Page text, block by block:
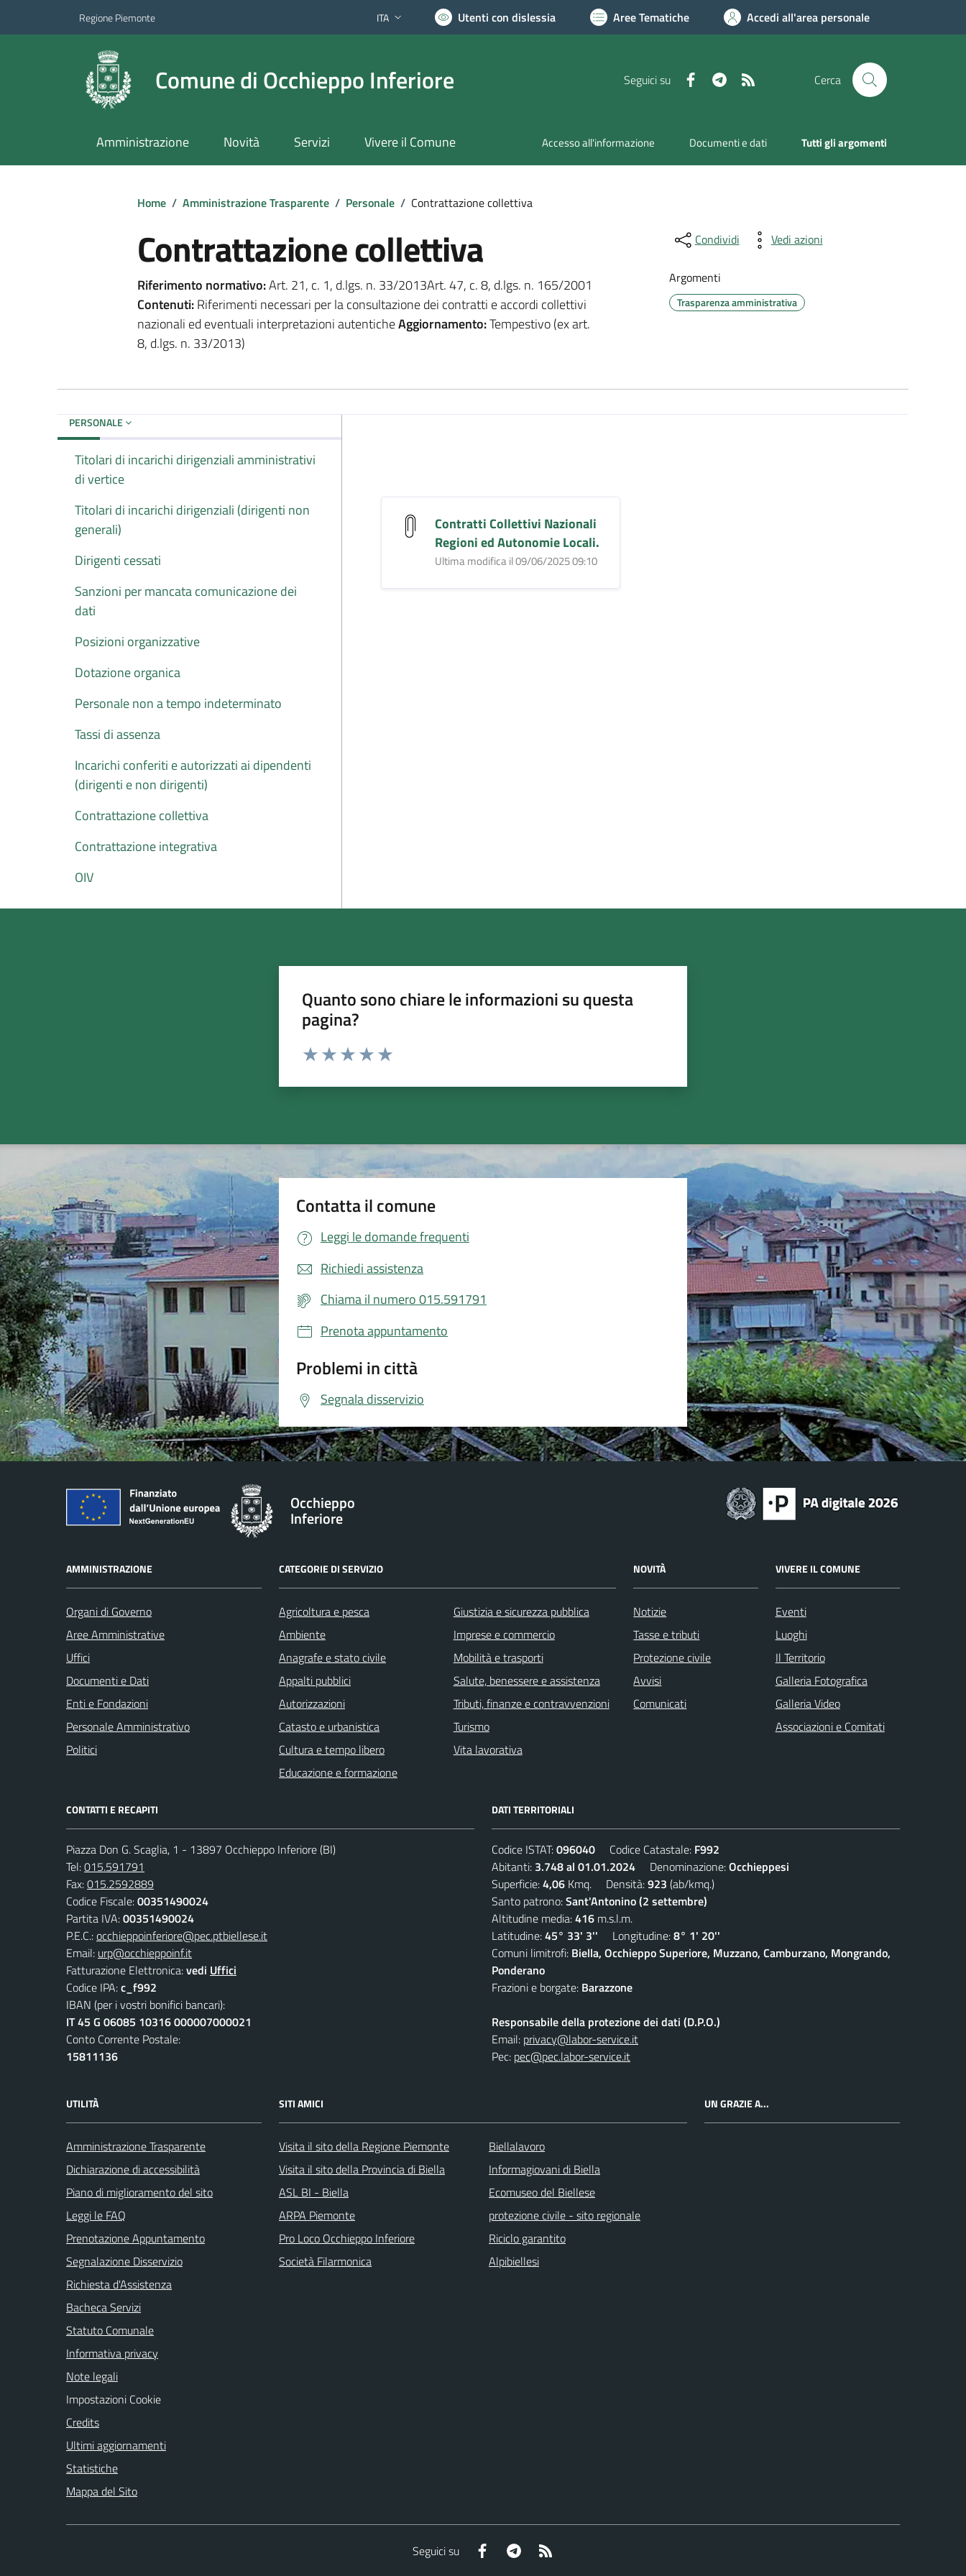
Regione Piemonte Lingua attiva:
ITA Utenti con dislessia Aree Tematiche Accedi all'area personale
Comune di Occhieppo Inferiore Seguici su FacebookTelegram Cerca
Amministrazione Novità Servizi Vivere il Comune Accesso all'informazione Documenti e dati Tutti gli argomenti
Home / Amministrazione Trasparente / Personale / Contrattazione collettiva
Contrattazione collettiva
Riferimento normativo:Art. 21, c. 1, d.lgs. n. 33/2013Art. 47, c. 8, d.lgs. n. 165/2001
Contenuti:Riferimenti necessari per la consultazione dei contratti e accordi collettivi
nazionali ed eventuali interpretazioni autenticheAggiornamento:Tempestivo (ex art.
8, d.lgs. n. 33/2013)
Condividi Vedi azioni
Argomenti
Trasparenza amministrativa
PERSONALE
Titolari di incarichi dirigenziali amministrativi
di vertice
Titolari di incarichi dirigenziali (dirigenti non
generali)
Dirigenti cessati
Sanzioni per mancata comunicazione dei
dati
Posizioni organizzative
Dotazione organica
Personale non a tempo indeterminato
Tassi di assenza
Incarichi conferiti e autorizzati ai dipendenti
(dirigenti e non dirigenti)
Contrattazione collettiva
Contrattazione integrativa
OIV
Contratti Collettivi Nazionali
Regioni ed Autonomie Locali.
Ultima modifica il 09/06/2025 09:10
Quanto sono chiare le informazioni su questa
pagina?
Valuta da 1 a 5 stelle la pagina
Contatta il comune
Leggi le domande frequenti
Richiedi assistenza
Chiama il numero 015.591791
Prenota appuntamento
Problemi in città
Segnala disservizio
Occhieppo
Inferiore
AMMINISTRAZIONE
Organi di Governo
Aree Amministrative
Uffici
Documenti e Dati
Enti e Fondazioni
Personale Amministrativo
Politici
CATEGORIE DI SERVIZIO
Agricoltura e pesca
Ambiente
Anagrafe e stato civile
Appalti pubblici
Autorizzazioni
Catasto e urbanistica
Cultura e tempo libero
Educazione e formazione
Giustizia e sicurezza pubblica
Imprese e commercio
Mobilità e trasporti
Salute, benessere e assistenza
Tributi, finanze e contravvenzioni
Turismo
Vita lavorativa
NOVITÀ
Notizie
Tasse e tributi
Protezione civile
Avvisi
Comunicati
VIVERE IL COMUNE
Eventi
Luoghi
Il Territorio
Galleria Fotografica
Galleria Video
Associazioni e Comitati
CONTATTI E RECAPITI
Piazza Don G. Scaglia, 1 - 13897 Occhieppo Inferiore (BI)
Tel:015.591791
Fax:015.2592889
Codice Fiscale:00351490024
Partita IVA:00351490024
P.E.C.:occhieppoinferiore@pec.ptbiellese.it
Email: urp@occhieppoinf.it
Fatturazione Elettronica:vedi Uffici
Codice IPA:c_f992
IBAN (per i vostri bonifici bancari):
IT 45 G 06085 10316 000007000021
Conto Corrente Postale:
15811136
DATI TERRITORIALI
Codice ISTAT:096040 Codice Catastale: F992
Abitanti: 3.748 al 01.01.2024 Denominazione:Occhieppesi
Superficie:4,06 Kmq. Densità:923 (ab/kmq.)
Santo patrono:Sant'Antonino (2 settembre)
Altitudine media:416 m.s.l.m.
Latitudine:45° 33' 3'' Longitudine:8° 1' 20''
Comuni limitrofi: Biella, Occhieppo Superiore, Muzzano, Camburzano, Mongrando,
Ponderano
Frazioni e borgate: Barazzone
Responsabile della protezione dei dati (D.P.O.)
Email: privacy@labor-service.it
Pec: pec@pec.labor-service.it
UTILITÀ
Amministrazione Trasparente
Dichiarazione di accessibilità
Piano di miglioramento del sito
Leggi le FAQ
Prenotazione Appuntamento
Segnalazione Disservizio
Richiesta d'Assistenza
Bacheca Servizi
Statuto Comunale
Informativa privacy
Note legali
Impostazioni Cookie
Credits
Ultimi aggiornamenti
Statistiche
Mappa del Sito
SITI AMICI
Visita il sito della Regione Piemonte
Visita il sito della Provincia di Biella
ASL BI - Biella
ARPA Piemonte
Pro Loco Occhieppo Inferiore
Società Filarmonica
Biellalavoro
Informagiovani di Biella
Ecomuseo del Biellese
protezione civile - sito regionale
Riciclo garantito
Alpibiellesi
UN GRAZIE A...
Seguici su Facebook Telegram